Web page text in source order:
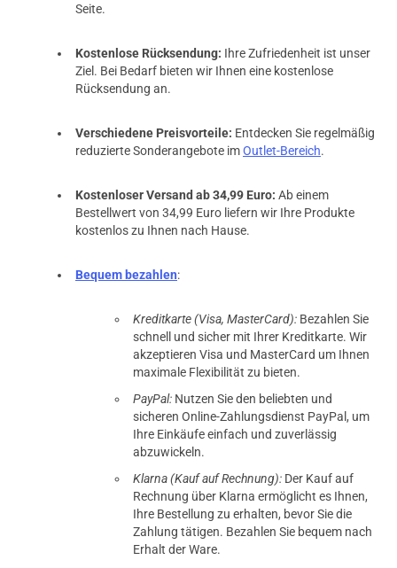
Seite.
Kostenlose Rücksendung: Ihre Zufriedenheit ist unser
Ziel. Bei Bedarf bieten wir Ihnen eine kostenlose
Rücksendung an.
Verschiedene Preisvorteile: Entdecken Sie regelmäßig
reduzierte Sonderangebote imOutlet-Bereich.
Kostenloser Versand ab 34,99 Euro: Ab einem
Bestellwert von 34,99 Euro liefern wir Ihre Produkte
kostenlos zu Ihnen nach Hause.
Bequem bezahlen:
Kreditkarte (Visa, MasterCard): Bezahlen Sie
schnell und sicher mit Ihrer Kreditkarte. Wir
akzeptieren Visa und MasterCard um Ihnen
maximale Flexibilität zu bieten.
PayPal: Nutzen Sie den beliebten und
sicheren Online-Zahlungsdienst PayPal, um
Ihre Einkäufe einfach und zuverlässig
abzuwickeln.
Klarna (Kauf auf Rechnung): Der Kauf auf
Rechnung über Klarna ermöglicht es Ihnen,
Ihre Bestellung zu erhalten, bevor Sie die
Zahlung tätigen. Bezahlen Sie bequem nach
Erhalt der Ware.